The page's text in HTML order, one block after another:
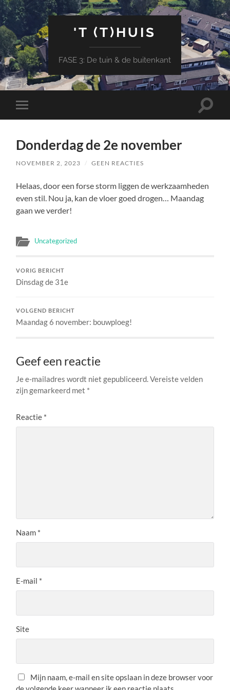
'T (T)HUIS
FASE 3: De tuin & de buitenkant
Toggle
mobiel
Toggle
Donderdag de 2e november
NOVEMBER 2, 2023 / GEEN REACTIES
Helaas, door een forse storm liggen de werkzaamheden
even stil. Nou ja, kan de vloer goed drogen… Maandag
gaan we verder!
Uncategorized
VORIG BERICHT
Dinsdag de 31e
VOLGEND BERICHT
Maandag 6 november: bouwploeg!
Geef een reactie
Je e-mailadres wordt niet gepubliceerd. Vereiste velden
zijn gemarkeerd met *
Reactie *
Naam *
E-mail *
Site
Mijn naam, e-mail en site opslaan in deze browser voor